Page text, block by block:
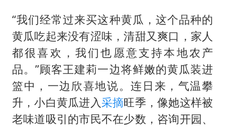
构建更高水平的全民健身公共服务体系
“我们经常过来买这种黄瓜，这个品种的
黄瓜吃起来没有涩味，清甜又爽口，家人
都很喜欢，我们也愿意支持本地农产
品。”顾客王建莉一边将鲜嫩的黄瓜装进
篮中，一边欣喜地说。连日来，气温攀
升，小白黄瓜进入采摘旺季，像她这样被
老味道吸引的市民不在少数，咨询开园、